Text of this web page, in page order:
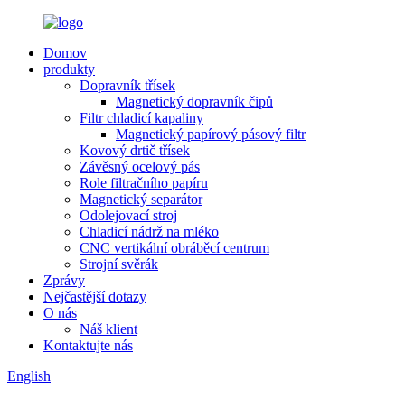
Domov
produkty
Dopravník třísek
Magnetický dopravník čipů
Filtr chladicí kapaliny
Magnetický papírový pásový filtr
Kovový drtič třísek
Závěsný ocelový pás
Role filtračního papíru
Magnetický separátor
Odolejovací stroj
Chladicí nádrž na mléko
CNC vertikální obráběcí centrum
Strojní svěrák
Zprávy
Nejčastější dotazy
O nás
Náš klient
Kontaktujte nás
English